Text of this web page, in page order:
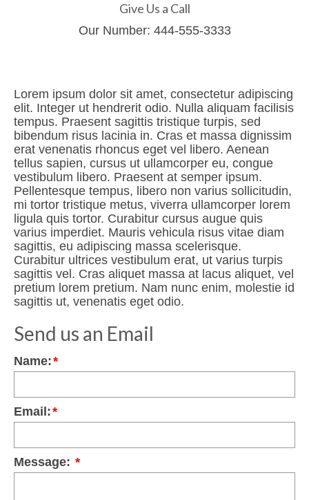
Give Us a Call
Our Number: 444-555-3333
Lorem ipsum dolor sit amet, consectetur adipiscing
elit. Integer ut hendrerit odio. Nulla aliquam facilisis
tempus. Praesent sagittis tristique turpis, sed
bibendum risus lacinia in. Cras et massa dignissim
erat venenatis rhoncus eget vel libero. Aenean
tellus sapien, cursus ut ullamcorper eu, congue
vestibulum libero. Praesent at semper ipsum.
Pellentesque tempus, libero non varius sollicitudin,
mi tortor tristique metus, viverra ullamcorper lorem
ligula quis tortor. Curabitur cursus augue quis
varius imperdiet. Mauris vehicula risus vitae diam
sagittis, eu adipiscing massa scelerisque.
Curabitur ultrices vestibulum erat, ut varius turpis
sagittis vel. Cras aliquet massa at lacus aliquet, vel
pretium lorem pretium. Nam nunc enim, molestie id
sagittis ut, venenatis eget odio.
Send us an Email
Name:*
Email:*
Message: *